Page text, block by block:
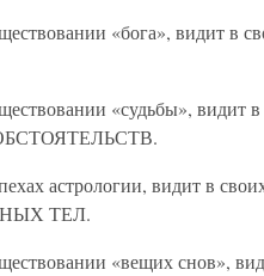
«бога», видит в
«судьбы», видит
астрологии, видит в
ТЕЛ.
«вещих снов»,